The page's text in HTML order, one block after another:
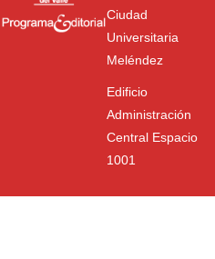
Ciudad
Universitaria
Meléndez
Edificio
Administración
Central Espacio
1001